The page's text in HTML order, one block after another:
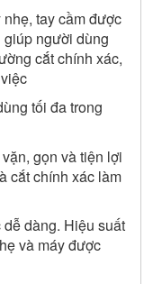
tay cầm được
người dùng
cắt chính xác,
tối đa trong
gọn và tiện lợi
cắt chính xác làm
dàng. Hiệu suất
và máy được